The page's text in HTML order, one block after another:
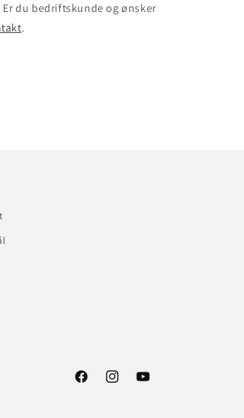
du bedriftskunde og ønsker
.
FacebookInstagramYouTube